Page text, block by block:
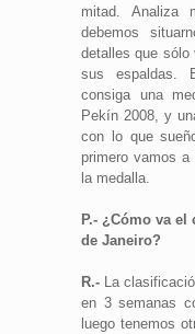
mitad. Analiza
debemos
detalles que sólo
sus espaldas.
consiga una
Pekín 2008, y
con lo que
primero vamos
la medalla.
P.- ¿Cómo va
de Janeiro?
R.- La
en 3 semanas
luego tenemos